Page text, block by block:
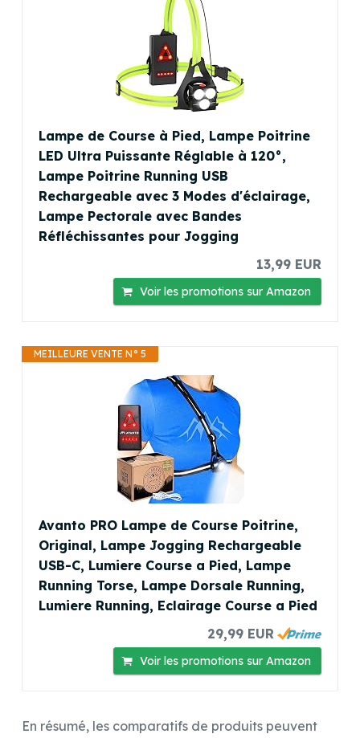
Lampe de Course à Pied, Lampe Poitrine
LED Ultra Puissante Réglable à 120°,
Lampe Poitrine Running USB
Rechargeable avec 3 Modes d'éclairage,
Lampe Pectorale avec Bandes
Réfléchissantes pour Jogging
13,99 EUR
Voir les promotions sur Amazon
MEILLEURE VENTE N° 5
Avanto PRO Lampe de Course Poitrine,
Original, Lampe Jogging Rechargeable
USB-C, Lumiere Course a Pied, Lampe
Running Torse, Lampe Dorsale Running,
Lumiere Running, Eclairage Course a Pied
29,99 EUR
Voir les promotions sur Amazon
En résumé, les comparatifs de produits peuvent